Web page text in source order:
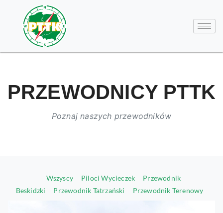
PRZEWODNICY PTTK
Poznaj naszych przewodników
Wszyscy Piloci Wycieczek
Przewodnik
Beskidzki
Przewodnik Tatrzański Przewodnik Terenowy